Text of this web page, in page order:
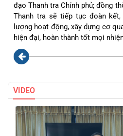
đạo Thanh tra Chính phủ; đồng
Thanh tra sẽ tiếp tục đoàn
lượng hoạt động, xây dựng cơ
hiện đại, hoàn thành tốt mọi
VIDEO